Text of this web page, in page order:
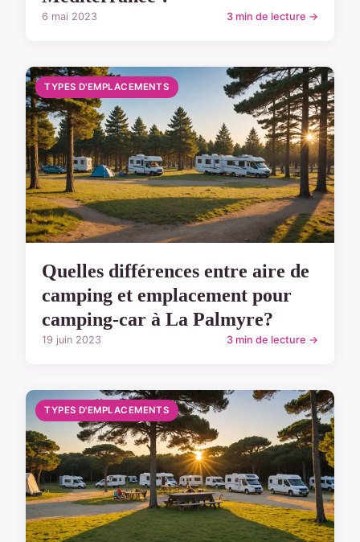
6 mai 2023 3 min de lecture →
TYPES D'EMPLACEMENTS
Quelles différences entre aire de
camping et emplacement pour
camping-car à La Palmyre?
19 juin 2023 3 min de lecture →
TYPES D'EMPLACEMENTS